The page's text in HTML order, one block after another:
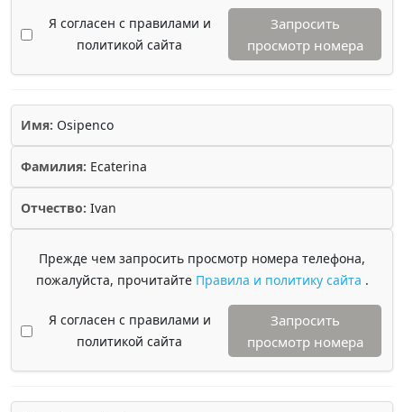
Я согласен с правилами и
политикой сайта
Запросить
просмотр номера
Имя: Osipenco
Фамилия: Ecaterina
Отчество: Ivan
Прежде чем запросить просмотр номера телефона,
пожалуйста, прочитайте Правила и политику сайта .
Я согласен с правилами и
политикой сайта
Запросить
просмотр номера